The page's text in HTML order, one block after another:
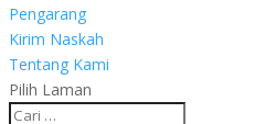
Pengarang
Kirim Naskah
Tentang Kami
Pilih Laman